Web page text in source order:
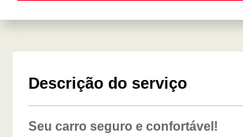
Descrição do serviço
Seu carro seguro e confortável!